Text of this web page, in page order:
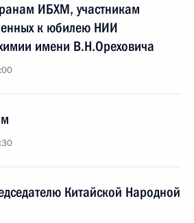
ИБХМ, участникам
к юбилею НИИ
имени В.Н.Ореховича
Китайской Народной